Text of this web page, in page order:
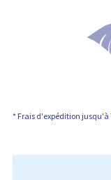
* Frais d'expédition jusqu'à